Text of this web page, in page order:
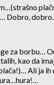
Dobro,
za borbu…
kao da
Ali ja